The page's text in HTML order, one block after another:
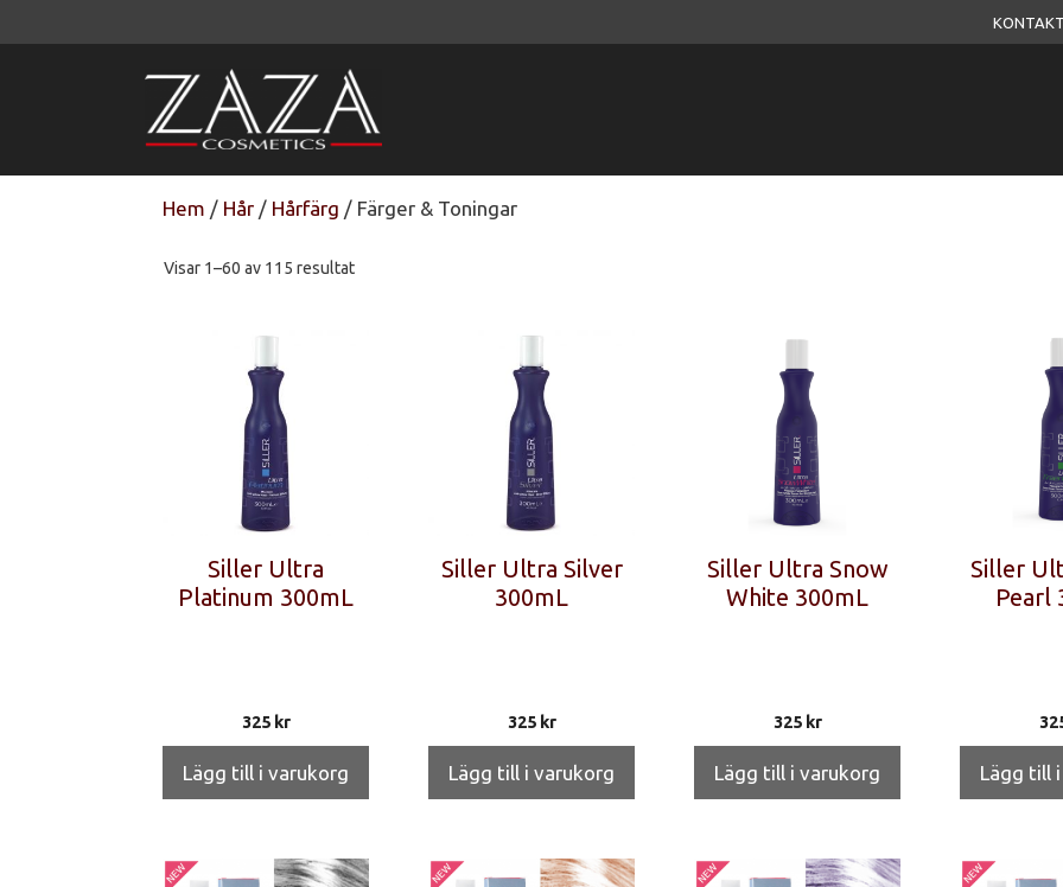
till
Hem / Hår / Hårfärg / Färger & Toningar
Visar 1–60 av 115 resultat
Siller Ultra
Platinum 300mL
325 kr
Lägg till i varukorg
Siller Ultra Silver
300mL
325 kr
Lägg till i varukorg
Siller Ultra Snow
White 300mL
325 kr
Lägg till i varukorg
Siller
Pearl
Lägg till